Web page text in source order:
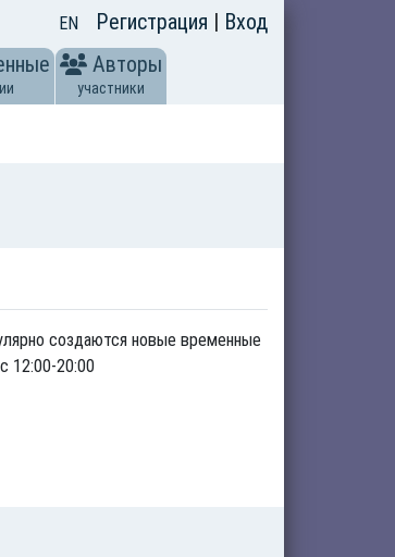
EN Регистрация | Вход
Авторы
участники
создаются новые временные
12:00-20:00